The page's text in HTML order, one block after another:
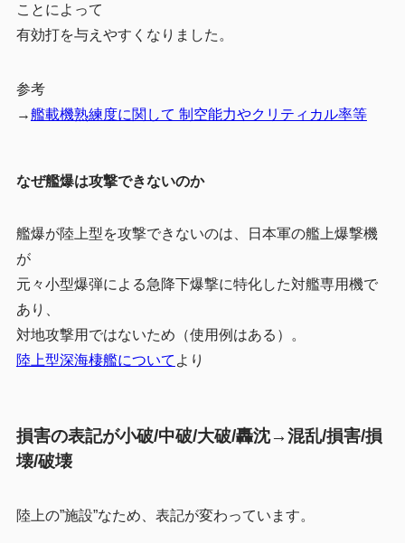
ことによって
有効打を与えやすくなりました。
参考
→艦載機熟練度に関して 制空能力やクリティカル率等
なぜ艦爆は攻撃できないのか
艦爆が陸上型を攻撃できないのは、日本軍の艦上爆撃機
が
元々小型爆弾による急降下爆撃に特化した対艦専用機で
あり、
対地攻撃用ではないため（使用例はある）。
陸上型深海棲艦について より
損害の表記が小破/中破/大破/轟沈→混乱/損害/損
壊/破壊
陸上の”施設”なため、表記が変わっています。